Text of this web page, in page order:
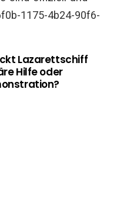
1175-4b24-90f6-
Lazarettschiff
Hilfe oder